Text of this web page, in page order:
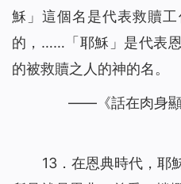
穌」這個名是代表救贖
的，……「耶穌」是代表
的被救贖之人的神的名。
——《話在肉身顯
13．在恩典時代，耶